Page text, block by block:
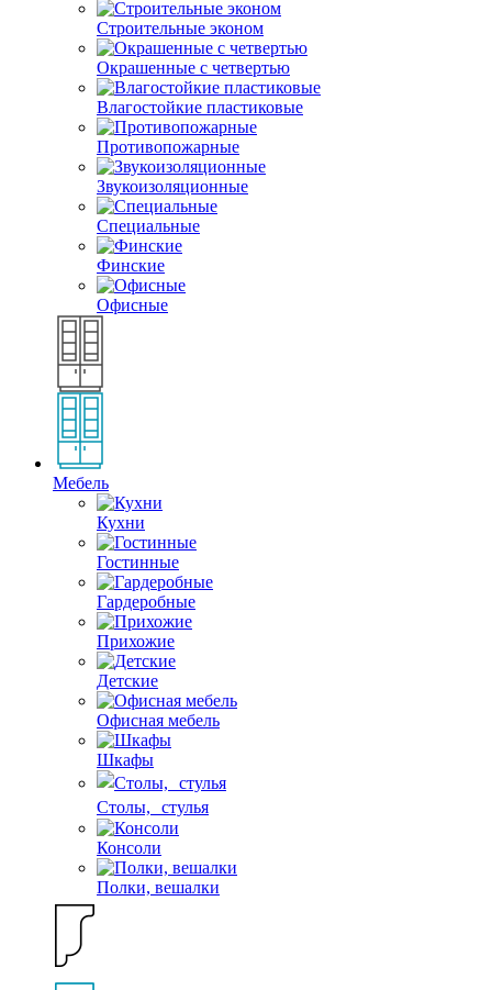
Строительные эконом
Окрашенные с четвертью
Влагостойкие пластиковые
Противопожарные
Звукоизоляционные
Специальные
Финские
Офисные
Мебель
Кухни
Гостинные
Гардеробные
Прихожие
Детские
Офисная мебель
Шкафы
Столы, стулья
Консоли
Полки, вешалки